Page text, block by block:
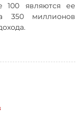
100 являются ее
350 миллионов